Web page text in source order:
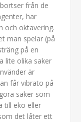
från de
har
och oktavering.
man spelar (på
på en
lite olika saker
är
får vibrato på
saker som
till eko eller
det låter ett